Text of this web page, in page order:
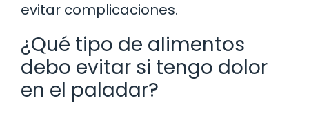
evitar complicaciones.
¿Qué tipo de alimentos
debo evitar si tengo dolor
en el paladar?